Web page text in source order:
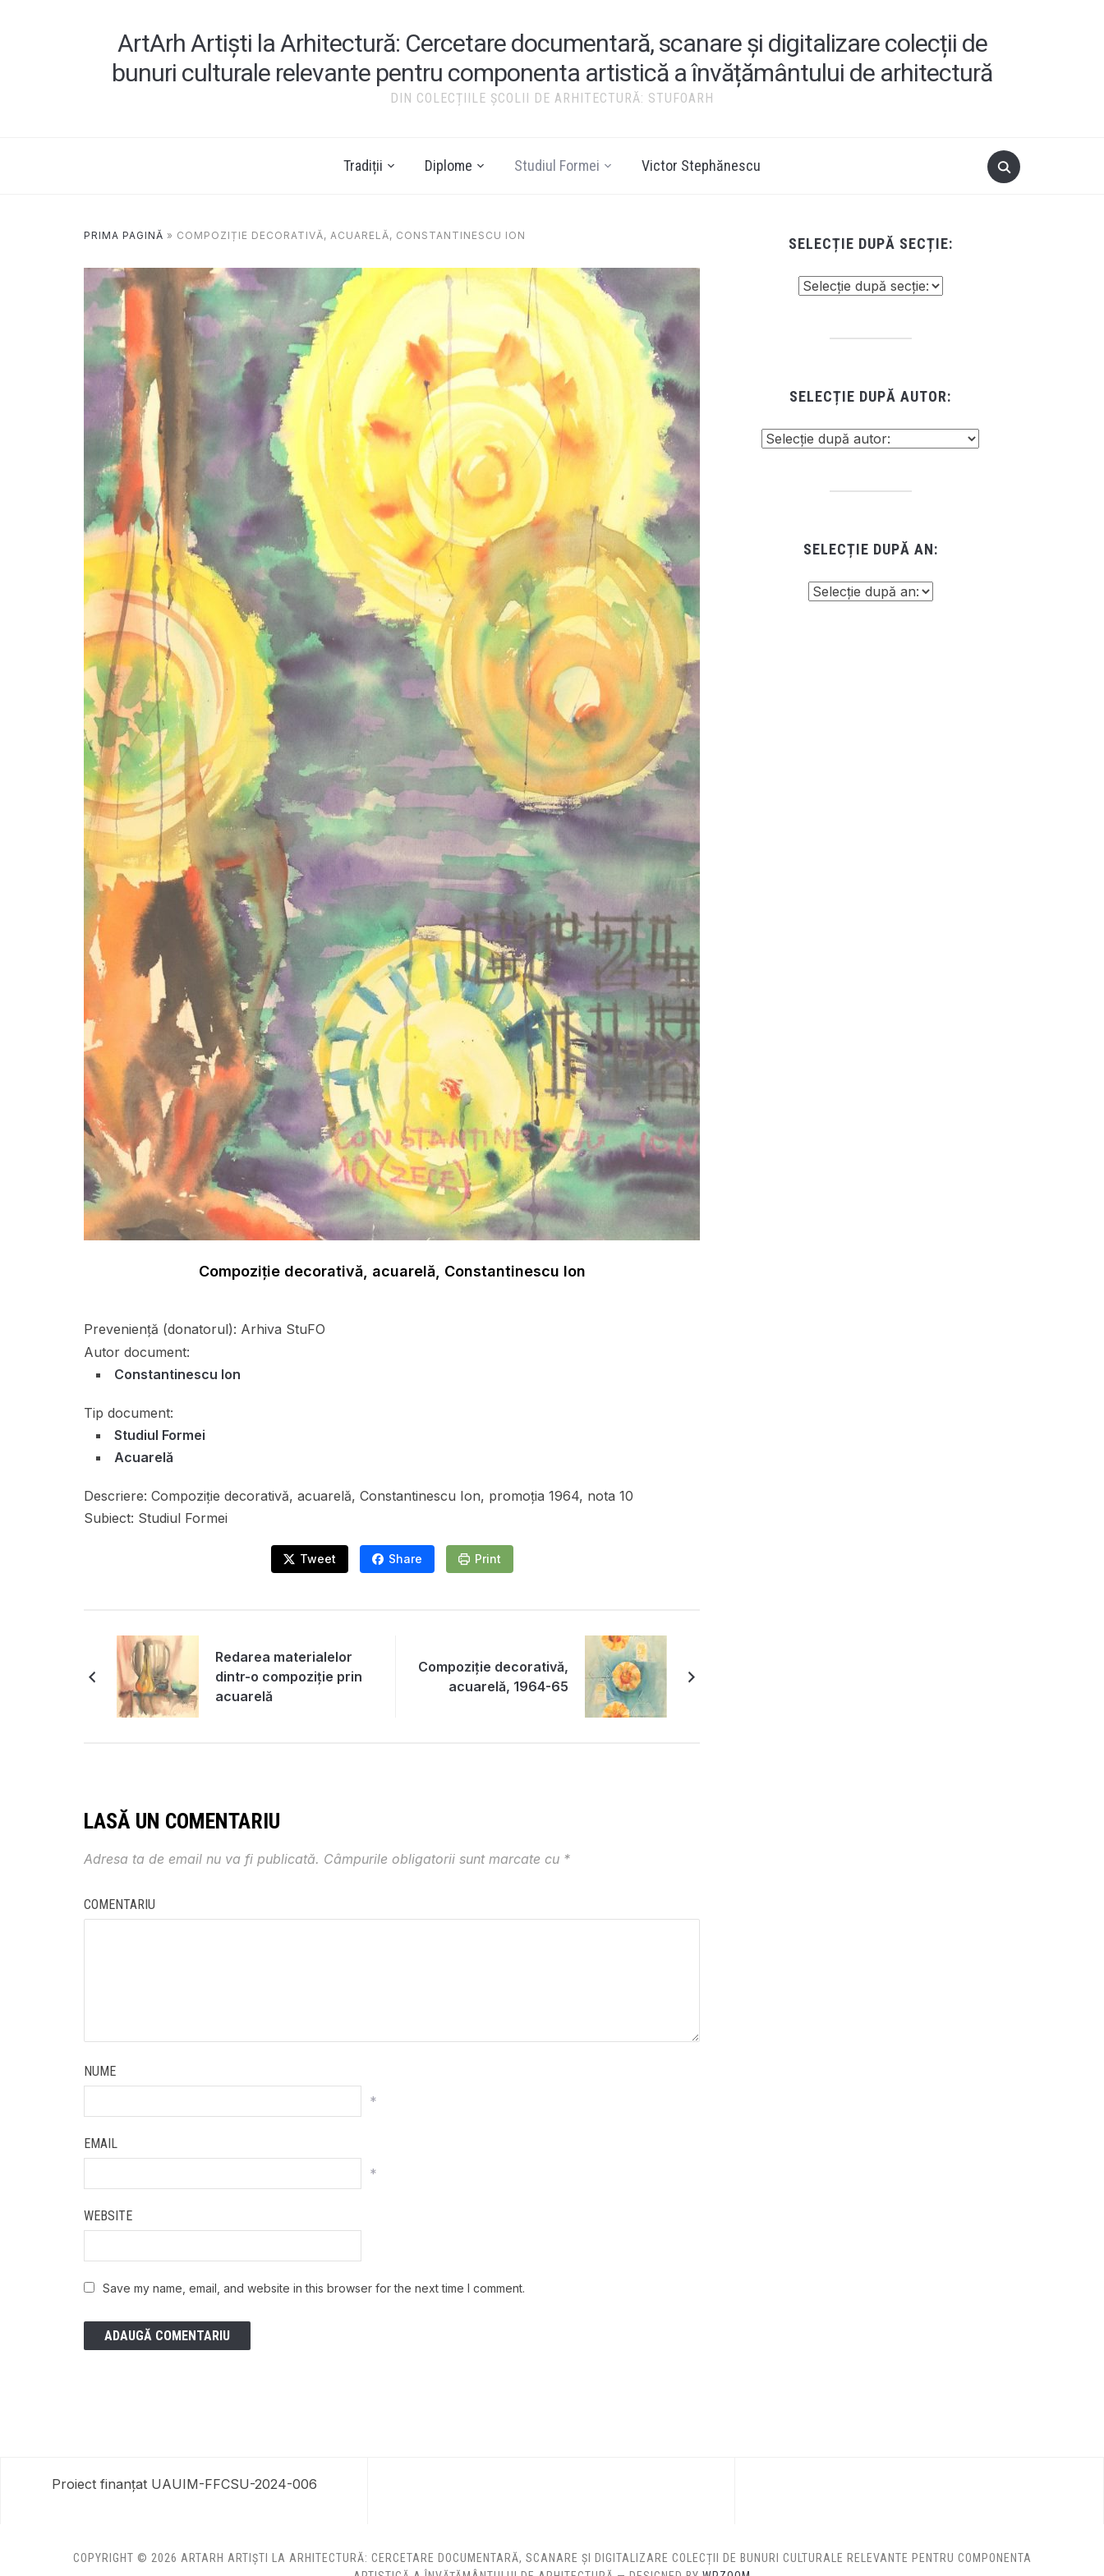
ArtArh Artiști la Arhitectură: Cercetare documentară, scanare și digitalizare colecții de
bunuri culturale relevante pentru componenta artistică a învățământului de arhitectură
DIN COLECȚIILE ȘCOLII DE ARHITECTURĂ: STUFOARH
Tradiții Diplome Studiul Formei Victor Stephănescu
PRIMA PAGINĂ » COMPOZIȚIE DECORATIVĂ, ACUARELĂ, CONSTANTINESCU ION
Compoziție decorativă, acuarelă, Constantinescu Ion
Preveniență (donatorul): Arhiva StuFO
Autor document:
Constantinescu Ion
Tip document:
Studiul Formei
Acuarelă
Descriere: Compoziție decorativă, acuarelă, Constantinescu Ion, promoția 1964, nota 10
Subiect: Studiul Formei
Tweet Share Print
Redarea materialelor
dintr-o compoziție prin
acuarelă
Compoziție decorativă,
acuarelă, 1964-65
LASĂ UN COMENTARIU
Adresa ta de email nu va fi publicată. Câmpurile obligatorii sunt marcate cu *
COMENTARIU
NUME
*
EMAIL
*
WEBSITE
Save my name, email, and website in this browser for the next time I comment.
SELECȚIE DUPĂ SECȚIE:
SELECȚIE DUPĂ AUTOR:
SELECȚIE DUPĂ AN:
Proiect finanțat UAUIM-FFCSU-2024-006
COPYRIGHT © 2026 ARTARH ARTIȘTI LA ARHITECTURĂ: CERCETARE DOCUMENTARĂ, SCANARE ȘI DIGITALIZARE COLECȚII DE BUNURI CULTURALE RELEVANTE PENTRU COMPONENTA